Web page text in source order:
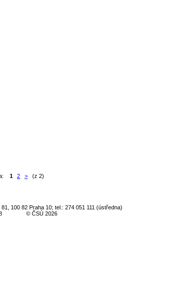
1 2 >(z 2)
100 82 Praha 10; tel.: 274 051 111 (ústředna)
© ČSÚ 2026